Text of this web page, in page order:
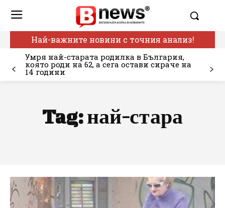
Най-важните новини с точния анализ!
Умря най-старата родилка в България,
която роди на 62, а сега остави сираче на
14 години
Tag:най-стара